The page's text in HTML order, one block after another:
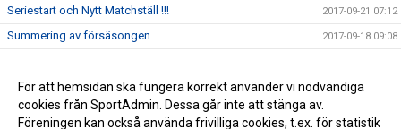
Seriestart och Nytt Matchställ !!! 2017-09-21 07:12
Summering av försäsongen 2017-09-18 09:08
Första lagbilden 2017-18 2017-08-06 11:38
Nacka Hockey Elit Cup 2017 2017-06-09 07:00
För att hemsidan ska fungera korrekt använder vi nödvändiga
cookies från SportAdmin. Dessa går inte att stänga av.
Föreningen kan också använda frivilliga cookies, t.ex. för statistik